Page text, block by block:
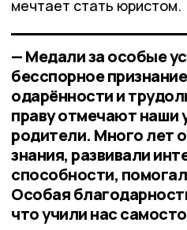
мечтает стать юристом.
— Медали за особые
бесспорное
одарённости и
праву отмечают наши
родители. Много лет
знания, развивали
способности,
Особая
что учили нас